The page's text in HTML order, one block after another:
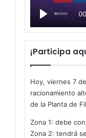
¡Participa
Hoy, viernes 7
racionamiento
de la Planta de
Zona 1: debe
Zona 2: tendrá